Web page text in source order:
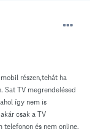
részen,tehát ha
Sat TV megrendelésed
így nem is
csak a TV
telefonon és nem online.